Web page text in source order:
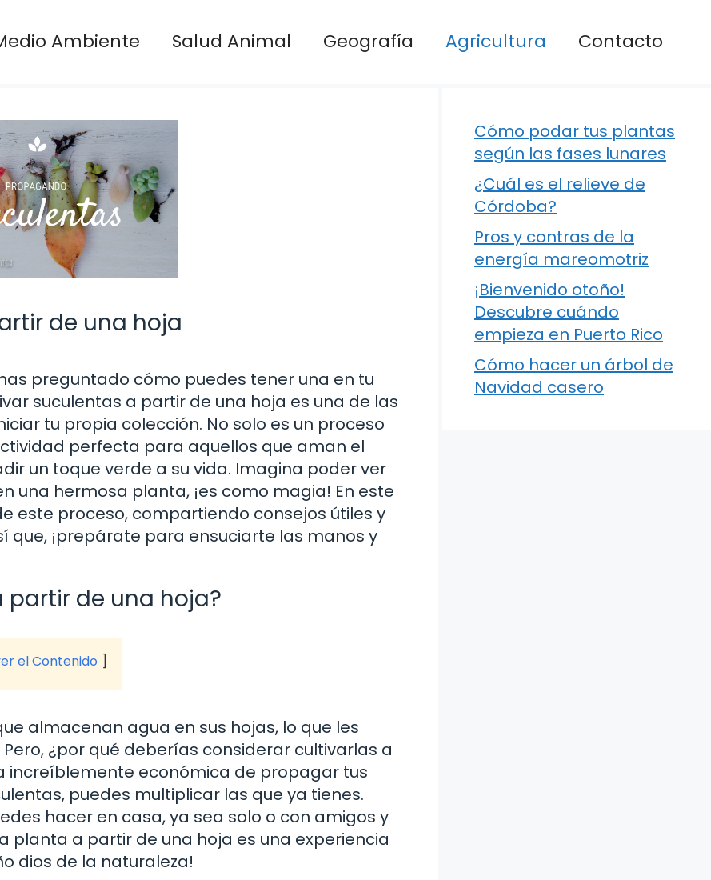
Ambiente Salud Animal Geografía Agricultura Contacto
de una hoja
preguntado cómo puedes tener una en tu
suculentas a partir de una hoja es una de las
tu propia colección. No solo es un proceso
perfecta para aquellos que aman el
un toque verde a su vida. Imagina poder ver
una hermosa planta, ¡es como magia! En este
este proceso, compartiendo consejos útiles y
que, ¡prepárate para ensuciarte las manos y
partir de una hoja?
el Contenido
almacenan agua en sus hojas, lo que les
¿por qué deberías considerar cultivarlas a
increíblemente económica de propagar tus
puedes multiplicar las que ya tienes.
hacer en casa, ya sea solo o con amigos y
planta a partir de una hoja es una experiencia
dios de la naturaleza!
Cómo podar tus plantas
según las fases lunares
¿Cuál es el relieve de
Córdoba?
Pros y contras de la
energía mareomotriz
¡Bienvenido otoño!
Descubre cuándo
empieza en Puerto Rico
Cómo hacer un árbol de
Navidad casero